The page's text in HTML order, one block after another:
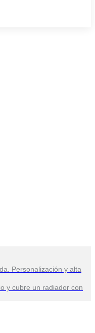
Personalización y alta
y cubre un radiador con